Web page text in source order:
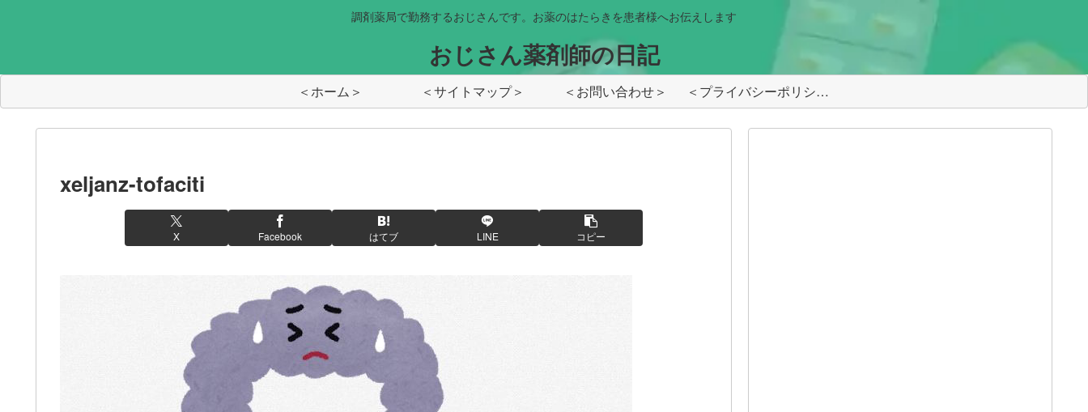
調剤薬局で勤務するおじさんです。お薬のはたらきを患者様へお伝えします
おじさん薬剤師の日記
＜ホーム＞ ＜サイトマップ＞ ＜お問い合わせ＞ ＜プライバシーポリシー＞
xeljanz-tofaciti
X Facebook はてブ LINE コピー